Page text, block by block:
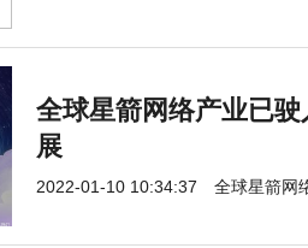
全球星箭网络产业已
展
2022-01-10 10:34:37 全球星箭网